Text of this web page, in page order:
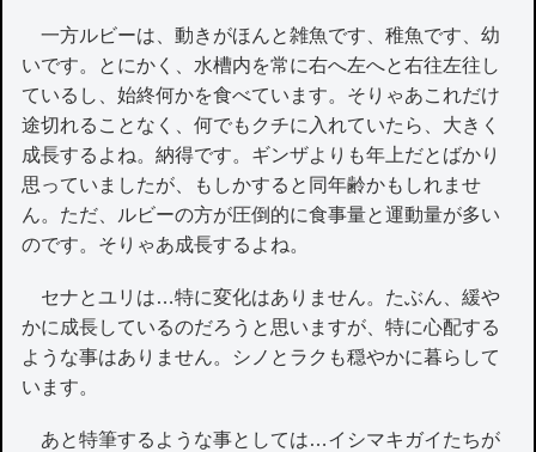
一方ルビーは、動きがほんと雑魚です、稚魚です、幼
いです。とにかく、水槽内を常に右へ左へと右往左往し
ているし、始終何かを食べています。そりゃあこれだけ
途切れることなく、何でもクチに入れていたら、大きく
成長するよね。納得です。ギンザよりも年上だとばかり
思っていましたが、もしかすると同年齢かもしれませ
ん。ただ、ルビーの方が圧倒的に食事量と運動量が多い
のです。そりゃあ成長するよね。
セナとユリは…特に変化はありません。たぶん、緩や
かに成長しているのだろうと思いますが、特に心配する
ような事はありません。シノとラクも穏やかに暮らして
います。
あと特筆するような事としては…イシマキガイたちが